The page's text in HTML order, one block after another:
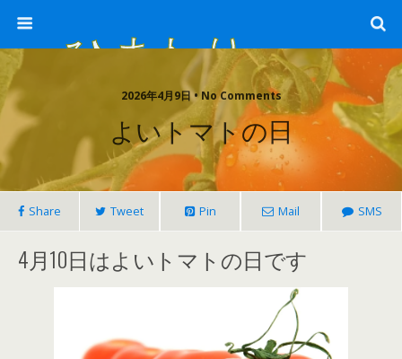
ひまわり畑 sunflower-field
2026年4月9日 • No Comments
よいトマトの日
Share Tweet Pin Mail SMS
4月10日はよいトマトの日です